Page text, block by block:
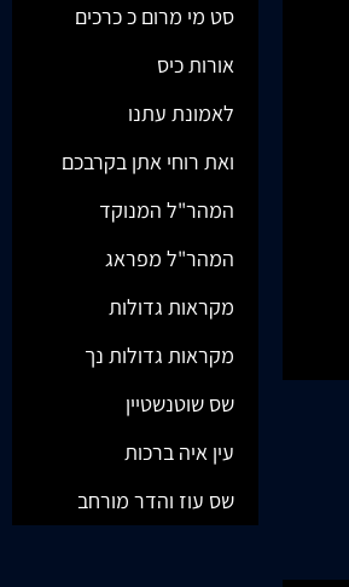
סט מי מרום כ כרכים
אורות כיס
לאמונת עתנו
ואת רוחי אתן בקרבכם
המהר"ל המנוקד
המהר"ל מפראג
מקראות גדולות
מקראות גדולות נך
שס שוטנשטיין
עין איה ברכות
שס עוז והדר מורחב